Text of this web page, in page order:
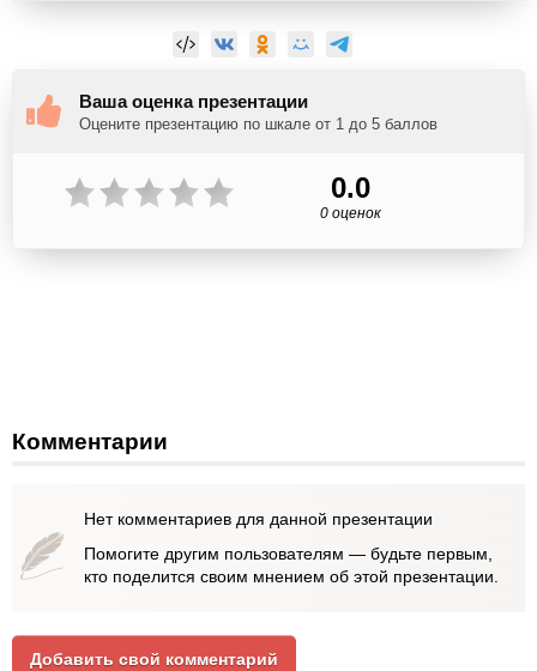
Ваша оценка презентации
Оцените презентацию по шкале от 1 до 5 баллов
0.0
0 оценок
Комментарии
Нет комментариев для данной презентации
Помогите другим пользователям — будьте первым,
кто поделится своим мнением об этой презентации.
Добавить свой комментарий